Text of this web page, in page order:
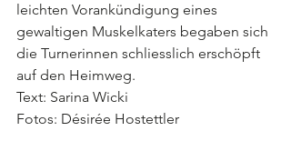
leichten Vorankündigung eines
gewaltigen Muskelkaters begaben sich
die Turnerinnen schliesslich erschöpft
auf den Heimweg.
Text: Sarina Wicki
Fotos: Désirée Hostettler